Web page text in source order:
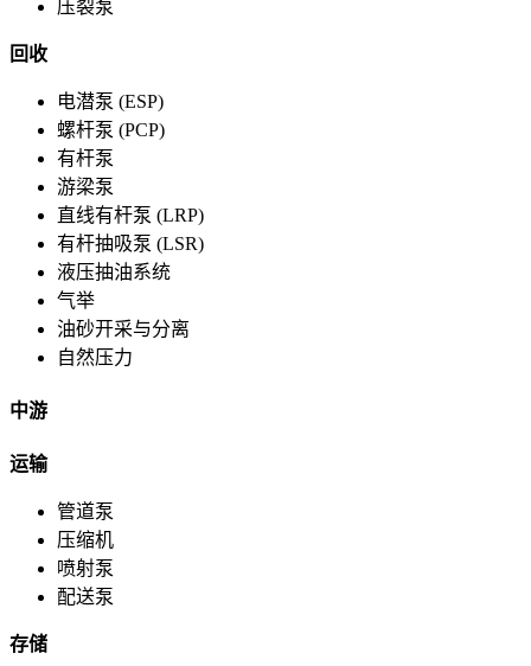
压裂泵
回收
电潜泵 (ESP)
螺杆泵 (PCP)
有杆泵
游梁泵
直线有杆泵 (LRP)
有杆抽吸泵 (LSR)
液压抽油系统
气举
油砂开采与分离
自然压力
中游
运输
管道泵
压缩机
喷射泵
配送泵
存储